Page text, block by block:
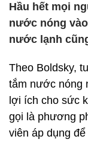
Hầu hết mọi
nước nóng
nước lạnh
Theo Boldsky,
tắm nước nóng
lợi ích cho sức
gọi là phương
viên áp dụng